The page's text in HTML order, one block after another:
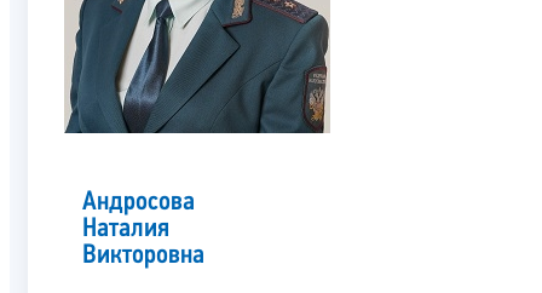
Андросова
Наталия
Викторовна